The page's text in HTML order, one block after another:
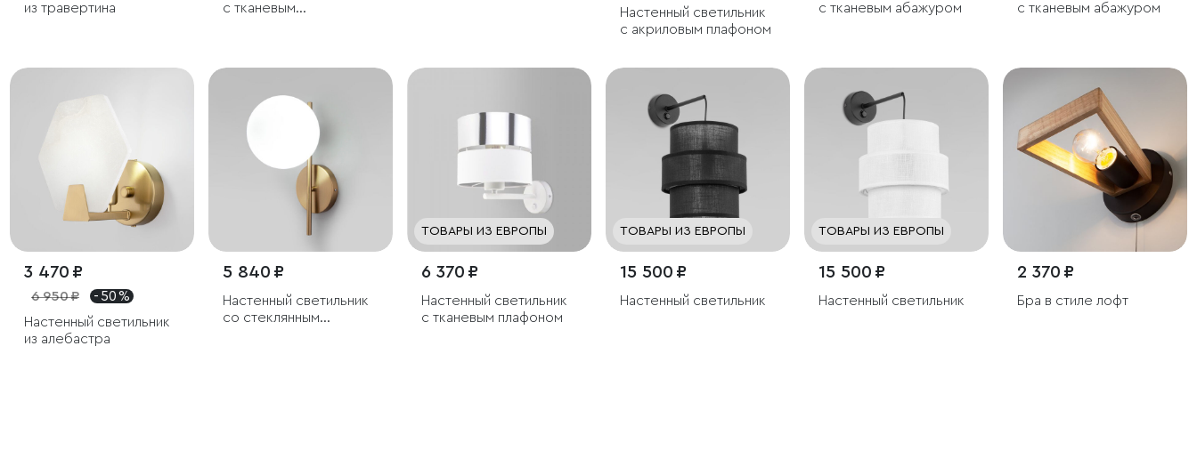
из травертина
с тканевым
Настенный светильник
с акриловым плафоном
с тканевым абажуром
с тканевым абажуром
3 470 ₽
6 950 ₽
- 50 %
Настенный светильник
из алебастра
5 840 ₽
Настенный светильник
со стеклянным
ТОВАРЫ ИЗ ЕВРОПЫ
6 370 ₽
Настенный светильник
с тканевым плафоном
ТОВАРЫ ИЗ ЕВРОПЫ
15 500 ₽
Настенный светильник
ТОВАРЫ ИЗ ЕВРОПЫ
15 500 ₽
Настенный светильник
2 370 ₽
Бра в стиле лофт